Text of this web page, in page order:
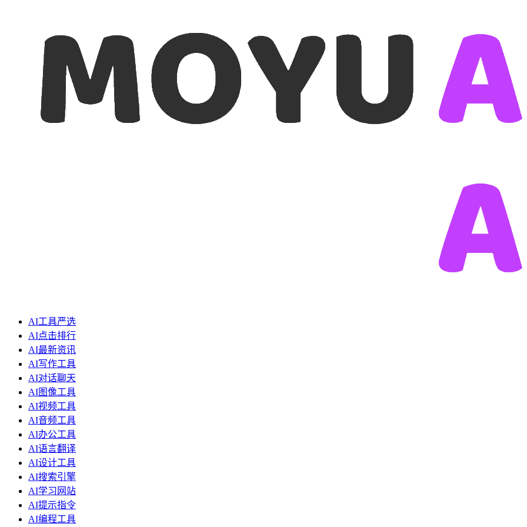
AI工具严选
AI点击排行
AI最新资讯
AI写作工具
AI对话聊天
AI图像工具
AI视频工具
AI音频工具
AI办公工具
AI语言翻译
AI设计工具
AI搜索引擎
AI学习网站
AI提示指令
AI编程工具